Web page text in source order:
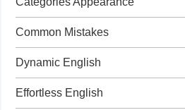
Common Mistakes
Dynamic English
Effortless English